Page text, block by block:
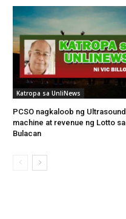
Katropa sa UnliNews
PCSO nagkaloob ng Ultrasound
machine at revenue ng Lotto sa
Bulacan